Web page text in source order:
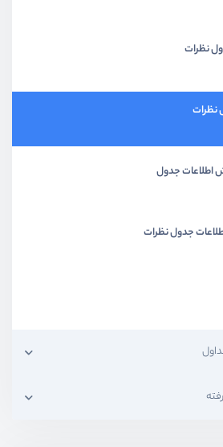
نظرات
نظرات
اطلاعات جدول
جدول نظرات